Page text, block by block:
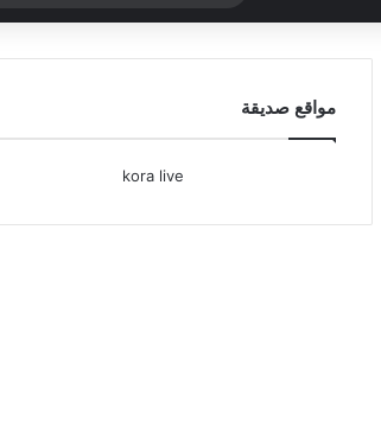
مواقع صديقة
kora live